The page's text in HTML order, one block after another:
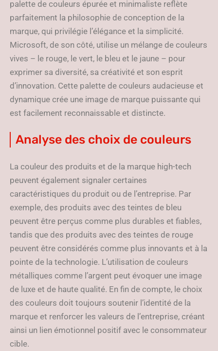
palette de couleurs épurée et minimaliste reflète
parfaitement la philosophie de conception de la
marque, qui privilégie l’élégance et la simplicité.
Microsoft, de son côté, utilise un mélange de couleurs
vives – le rouge, le vert, le bleu et le jaune – pour
exprimer sa diversité, sa créativité et son esprit
d’innovation. Cette palette de couleurs audacieuse et
dynamique crée une image de marque puissante qui
est facilement reconnaissable et distincte.
Analyse des choix de couleurs
La couleur des produits et de la marque high-tech
peuvent également signaler certaines
caractéristiques du produit ou de l’entreprise. Par
exemple, des produits avec des teintes de bleu
peuvent être perçus comme plus durables et fiables,
tandis que des produits avec des teintes de rouge
peuvent être considérés comme plus innovants et à la
pointe de la technologie. L’utilisation de couleurs
métalliques comme l’argent peut évoquer une image
de luxe et de haute qualité. En fin de compte, le choix
des couleurs doit toujours soutenir l’identité de la
marque et renforcer les valeurs de l’entreprise, créant
ainsi un lien émotionnel positif avec le consommateur
cible.